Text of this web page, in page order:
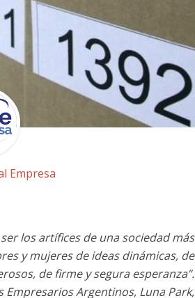
Empresa
los artífices de una sociedad más
y mujeres de ideas dinámicas, de
de firme y segura esperanza”.
Empresarios Argentinos, Luna Park,